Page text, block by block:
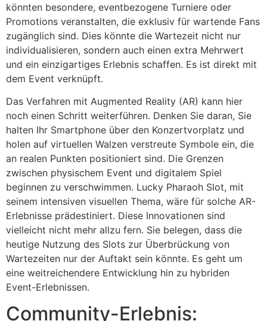
könnten besondere, eventbezogene Turniere oder
Promotions veranstalten, die exklusiv für wartende Fans
zugänglich sind. Dies könnte die Wartezeit nicht nur
individualisieren, sondern auch einen extra Mehrwert
und ein einzigartiges Erlebnis schaffen. Es ist direkt mit
dem Event verknüpft.
Das Verfahren mit Augmented Reality (AR) kann hier
noch einen Schritt weiterführen. Denken Sie daran, Sie
halten Ihr Smartphone über den Konzertvorplatz und
holen auf virtuellen Walzen verstreute Symbole ein, die
an realen Punkten positioniert sind. Die Grenzen
zwischen physischem Event und digitalem Spiel
beginnen zu verschwimmen. Lucky Pharaoh Slot, mit
seinem intensiven visuellen Thema, wäre für solche AR-
Erlebnisse prädestiniert. Diese Innovationen sind
vielleicht nicht mehr allzu fern. Sie belegen, dass die
heutige Nutzung des Slots zur Überbrückung von
Wartezeiten nur der Auftakt sein könnte. Es geht um
eine weitreichendere Entwicklung hin zu hybriden
Event-Erlebnissen.
Community-Erlebnis: